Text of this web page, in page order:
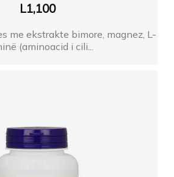
L1,100
me ekstrakte bimore, magnez, L-
(aminoacid i cili...